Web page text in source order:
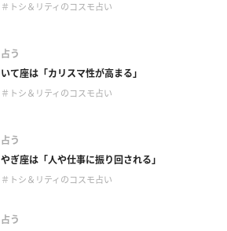
＃トシ＆リティのコスモ占い
占う
いて座は「カリスマ性が高まる」
＃トシ＆リティのコスモ占い
占う
やぎ座は「人や仕事に振り回される」
＃トシ＆リティのコスモ占い
占う